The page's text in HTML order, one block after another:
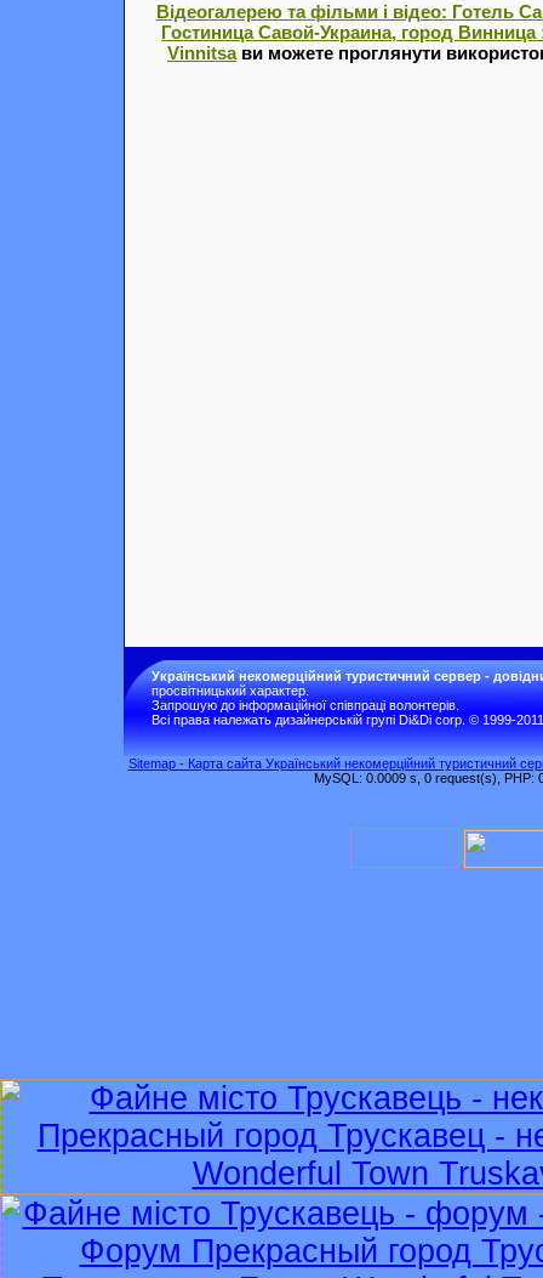
Відеогалерею та фільми і відео: Готель
Гостиница Савой-Украина, город
Vinnitsaви можете проглянути
Український некомерційний туристичний сервер -
просвітницький характер.
Запрошую до інформаційної співпраці волонтерів.
Всі права належать дизайнерській групі Di&Di corp. © 1999-2011
Sitemap - Карта сайта Український некомерційний туристичний
MySQL: 0.0009 s, 0 request(s), PHP: